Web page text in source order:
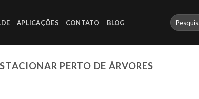
APLICAÇÕES CONTATO BLOG
PERTO DE ÁRVORES